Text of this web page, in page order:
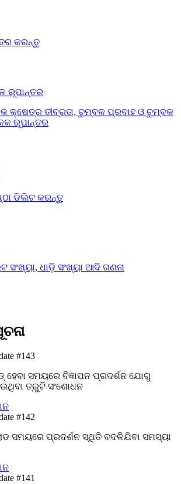
କରନ୍ତୁ
ରୂପାନ୍ତର
କ୍ଷେତ୍ର ତୀବ୍ରତା, ଚୁମ୍ବକ ପ୍ରବାହ ଓ ଚୁମ୍ବକ
ରୂପାନ୍ତର
ଡିଲିଟ କରନ୍ତୁ
ସଂଖ୍ୟା, ଧାଡ଼ି ସଂଖ୍ୟା ଆଦି ଗଣନା
#143
ସମୟରେ ବିଜ୍ଞାପନ ପ୍ରଦର୍ଶନ ଯୋଗୁ
ତ୍ରୁଟି ସଂଶୋଧନ
#142
ସମୟରେ ପ୍ରଦର୍ଶନ ସ୍ଥିତି ବଦଳିଯିବା ସମସ୍ୟା
#141